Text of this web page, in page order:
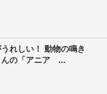
れしい！ 動物の鳴き
んの「アニア ...